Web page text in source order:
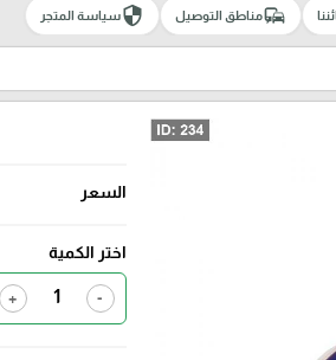
commuteمناطق التوصيل securityسياسة المتجر
السعر
اختر الكمية
-
+